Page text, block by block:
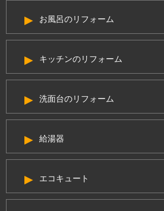
お風呂のリフォーム
キッチンのリフォーム
洗面台のリフォーム
給湯器
エコキュート